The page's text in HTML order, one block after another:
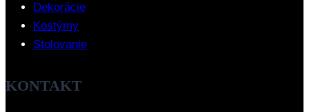
Dekorácie
Kostýmy
Stolovanie
KONTAKT